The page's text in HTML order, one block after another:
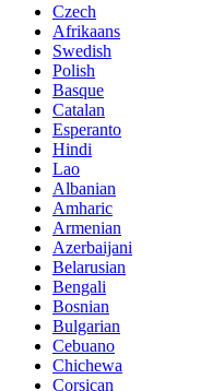
Czech
Afrikaans
Swedish
Polish
Basque
Catalan
Esperanto
Hindi
Lao
Albanian
Amharic
Armenian
Azerbaijani
Belarusian
Bengali
Bosnian
Bulgarian
Cebuano
Chichewa
Corsican